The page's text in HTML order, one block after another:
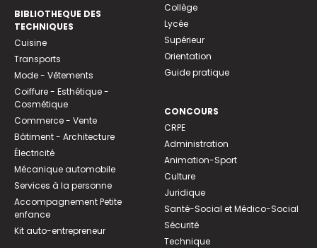
BIBLIOTHEQUE DES
TECHNIQUES
Cuisine
Transports
Mode - Vêtements
Coiffure - Esthétique -
Cosmétique
Commerce - Vente
Bâtiment - Architecture
Électricité
Mécanique automobile
Services à la personne
Accompagnement Petite
enfance
Kit auto-entrepreneur
Collège
Lycée
Supérieur
Orientation
Guide pratique
CONCOURS
CRPE
Administration
Animation-Sport
Culture
Juridique
Santé-Social et Médico-Social
Sécurité
Technique